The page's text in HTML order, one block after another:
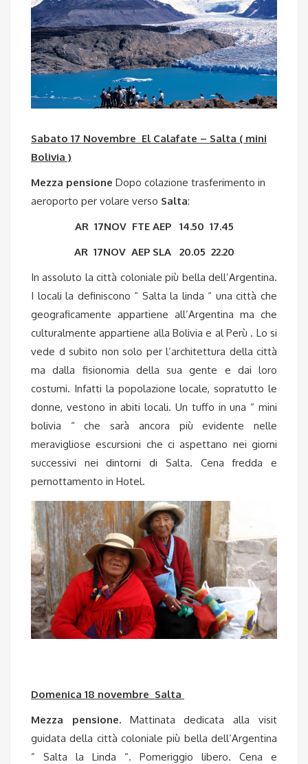
Sabato 17 Novembre El Calafate – Salta ( mini
Bolivia )
Mezza pensione Dopo colazione trasferimento in
aeroporto per volare verso Salta:
AR 17NOV FTE AEP 14.50 17.45
AR 17NOV AEP SLA 20.05 22.20
In assoluto la città coloniale più bella dell’Argentina.
I locali la definiscono “ Salta la linda “ una città che
geograficamente appartiene all’Argentina ma che
culturalmente appartiene alla Bolivia e al Perù . Lo si
vede d subito non solo per l’architettura della città
ma dalla fisionomia della sua gente e dai loro
costumi. Infatti la popolazione locale, sopratutto le
donne, vestono in abiti locali. Un tuffo in una “ mini
bolivia “ che sarà ancora più evidente nelle
meravigliose escursioni che ci aspettano nei giorni
successivi nei dintorni di Salta. Cena fredda e
pernottamento in Hotel.
Domenica 18 novembre Salta
Mezza pensione.Mattinata dedicata alla visit
guidata della città coloniale più bella dell’Argentina
” Salta la Linda “. Pomeriggio libero. Cena e